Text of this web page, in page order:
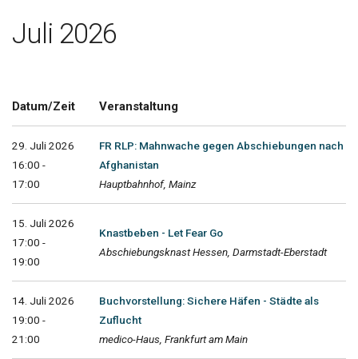
Juli 2026
Datum/Zeit Veranstaltung
29. Juli 2026
16:00 -
17:00
FR RLP: Mahnwache gegen Abschiebungen nach
Afghanistan
Hauptbahnhof, Mainz
15. Juli 2026
17:00 -
19:00
Knastbeben - Let Fear Go
Abschiebungsknast Hessen, Darmstadt-Eberstadt
14. Juli 2026
19:00 -
21:00
Buchvorstellung: Sichere Häfen - Städte als
Zuflucht
medico-Haus, Frankfurt am Main